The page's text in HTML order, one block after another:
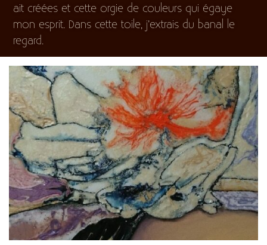
ait créées et cette orgie de couleurs qui égaye
mon esprit. Dans cette toile, j’extrais du banal le
regard.